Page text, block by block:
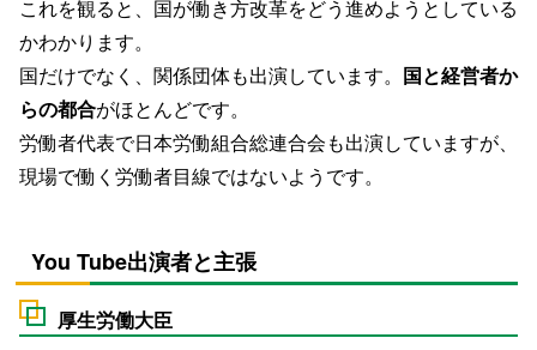
これを観ると、国が働き方改革をどう進めようとしている
かわかります。
国だけでなく、関係団体も出演しています。 国と経営者か
らの都合がほとんどです。
労働者代表で日本労働組合総連合会も出演していますが、
現場で働く労働者目線ではないようです。
You Tube出演者と主張
厚生労働大臣